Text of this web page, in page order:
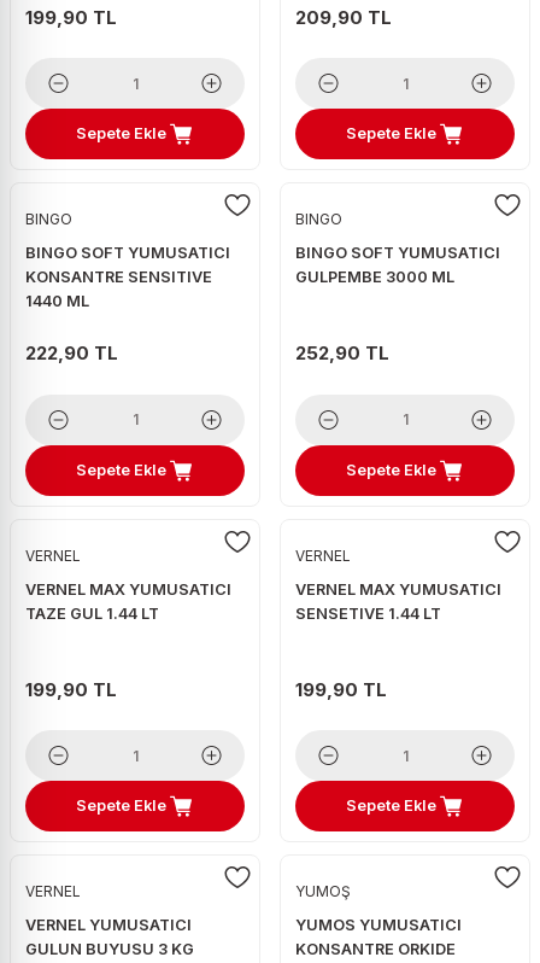
199,90 TL
Sepete Ekle
209,90 TL
Sepete Ekle
BINGO
BINGO SOFT YUMUSATICI
KONSANTRE SENSITIVE
1440 ML
222,90 TL
Sepete Ekle
BINGO
BINGO SOFT YUMUSATICI
GULPEMBE 3000 ML
252,90 TL
Sepete Ekle
VERNEL
VERNEL MAX YUMUSATICI
TAZE GUL 1.44 LT
199,90 TL
Sepete Ekle
VERNEL
VERNEL MAX YUMUSATICI
SENSETIVE 1.44 LT
199,90 TL
Sepete Ekle
VERNEL
VERNEL YUMUSATICI
GULUN BUYUSU 3 KG
YUMOŞ
YUMOS YUMUSATICI
KONSANTRE ORKIDE